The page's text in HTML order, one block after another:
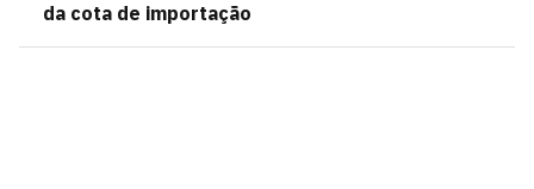
da cota de importação